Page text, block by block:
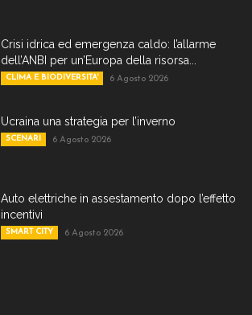
Crisi idrica ed emergenza caldo: l’allarme
dell’ANBI per un’Europa della risorsa...
CLIMA E BIODIVERSITA' 6 Agosto 2026
Ucraina una strategia per l’inverno
SCENARI 6 Agosto 2026
Auto elettriche in assestamento dopo l’effetto
incentivi
SMART CITY 6 Agosto 2026